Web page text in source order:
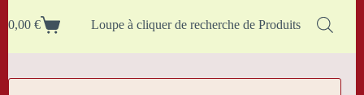
Panier
0,00 € Loupe à cliquer de recherche de Produits